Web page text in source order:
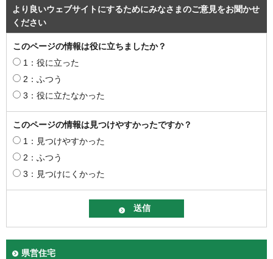
より良いウェブサイトにするためにみなさまのご意見をお聞かせ
ください
このページの情報は役に立ちましたか？
1：役に立った
2：ふつう
3：役に立たなかった
このページの情報は見つけやすかったですか？
1：見つけやすかった
2：ふつう
3：見つけにくかった
県営住宅